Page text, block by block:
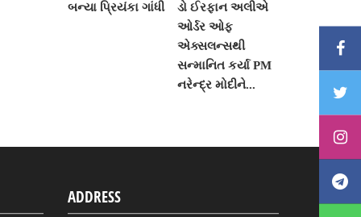
બન્યા પ્રિયંકા ગાંધી
ડો ઈરફાન અલીએ
ઓર્ડર ઓફ
એક્સલન્સથી
સન્માનિત કર્યા PM
નરેન્દ્ર મોદીને...
ADDRESS